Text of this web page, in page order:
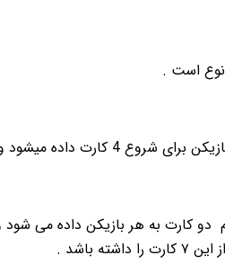
نوع است .
ترتيب 5 كارت هم روى ميز قرار داده مى شود.